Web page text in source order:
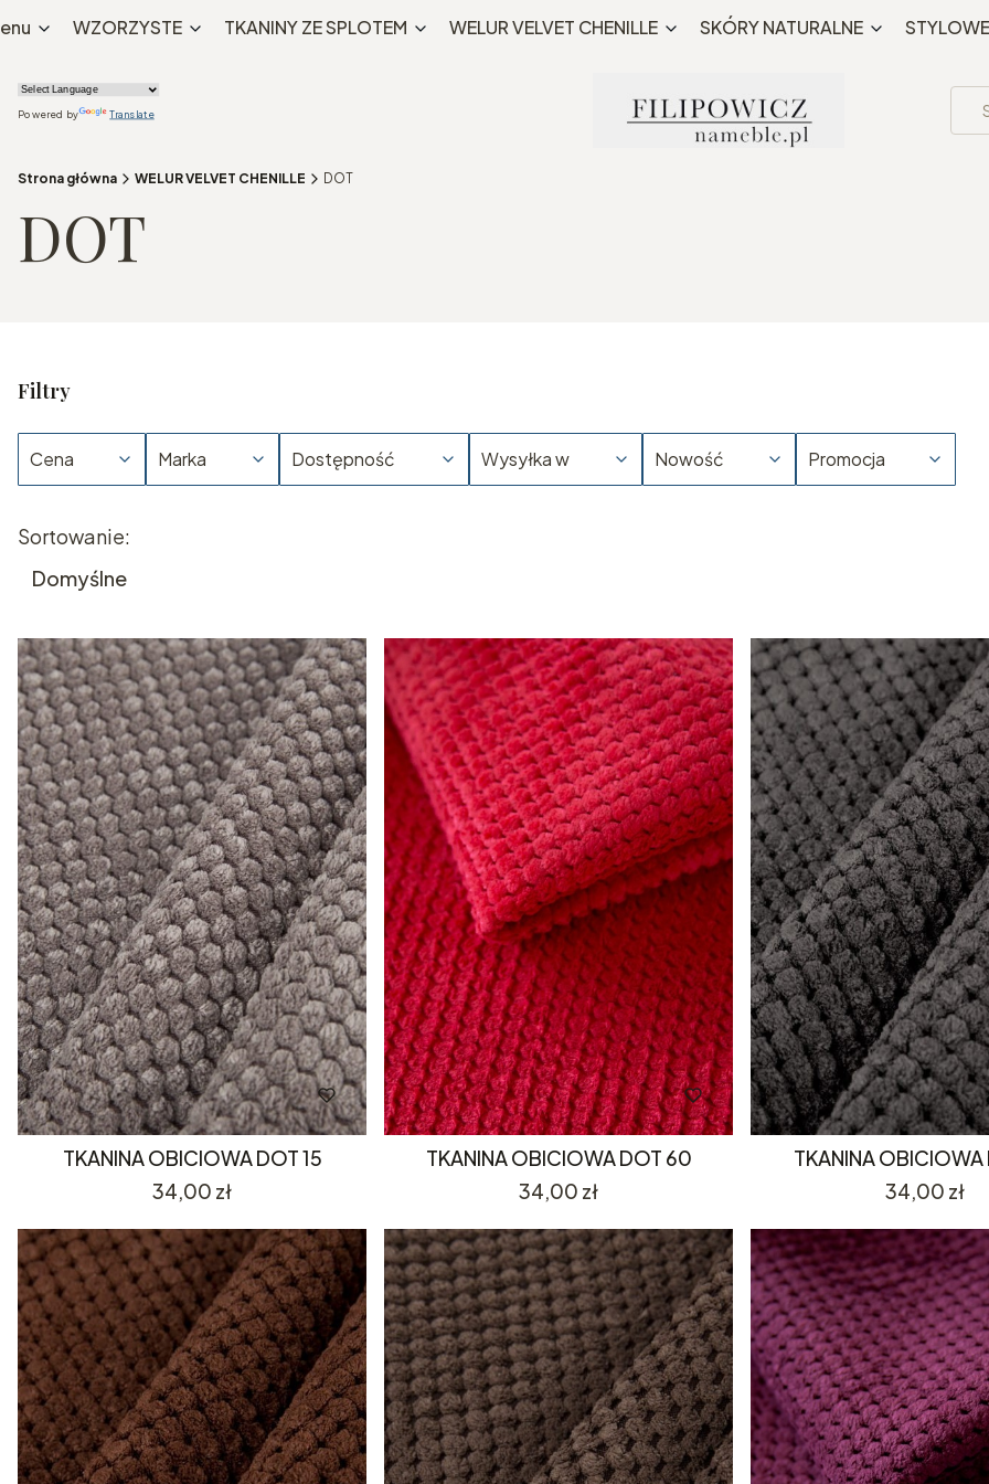
Bezpłatna wysyłka MWZ 195 PLN
Powered by Translate
WZORZYSTE TKANINY ZE SPLOTEM WELUR VELVET CHENILLE SKÓRY NATURALNE STYLOWE
Strona główna WELUR VELVET CHENILLE DOT
DOT
Filtry
Cena Marka Dostępność Wysyłka w Nowość Promocja
Lista produktów
Sortowanie:
Domyślne
TKANINA OBICIOWA DOT 15
Cena
34,00 zł
TKANINA OBICIOWA DOT 60
Cena
34,00 zł
TKANINA OBICIOWA
Cena
34,00 zł